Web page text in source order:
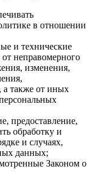
в отношении
и технические
неправомерного
изменения,
а также от иных
предоставление,
обработку и
и случаях,
данных;
Законом о